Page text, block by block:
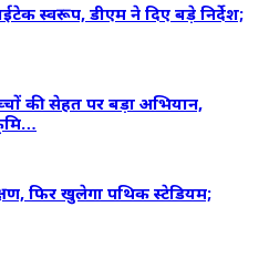
स्वरूप, डीएम ने दिए बड़े निर्देश;
की सेहत पर बड़ा अभियान,
फिर खुलेगा पथिक स्टेडियम;